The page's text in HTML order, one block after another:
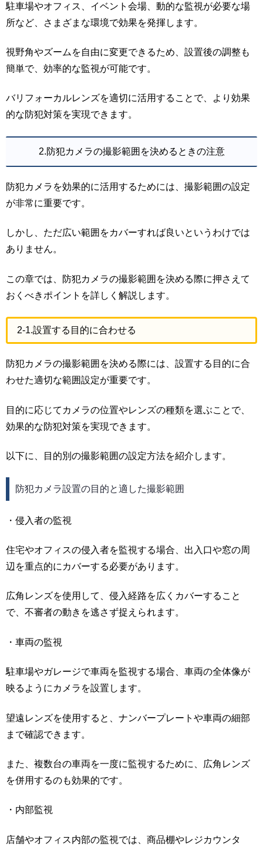
駐車場やオフィス、イベント会場、動的な監視が必要な場
所など、さまざまな環境で効果を発揮します。
視野角やズームを自由に変更できるため、設置後の調整も
簡単で、効率的な監視が可能です。
バリフォーカルレンズを適切に活用することで、より効果
的な防犯対策を実現できます。
2.防犯カメラの撮影範囲を決めるときの注意
防犯カメラを効果的に活用するためには、撮影範囲の設定
が非常に重要です。
しかし、ただ広い範囲をカバーすれば良いというわけでは
ありません。
この章では、防犯カメラの撮影範囲を決める際に押さえて
おくべきポイントを詳しく解説します。
2-1.設置する目的に合わせる
防犯カメラの撮影範囲を決める際には、設置する目的に合
わせた適切な範囲設定が重要です。
目的に応じてカメラの位置やレンズの種類を選ぶことで、
効果的な防犯対策を実現できます。
以下に、目的別の撮影範囲の設定方法を紹介します。
防犯カメラ設置の目的と適した撮影範囲
・侵入者の監視
住宅やオフィスの侵入者を監視する場合、出入口や窓の周
辺を重点的にカバーする必要があります。
広角レンズを使用して、侵入経路を広くカバーすること
で、不審者の動きを逃さず捉えられます。
・車両の監視
駐車場やガレージで車両を監視する場合、車両の全体像が
映るようにカメラを設置します。
望遠レンズを使用すると、ナンバープレートや車両の細部
まで確認できます。
また、複数台の車両を一度に監視するために、広角レンズ
を併用するのも効果的です。
・内部監視
店舗やオフィス内部の監視では、商品棚やレジカウンタ